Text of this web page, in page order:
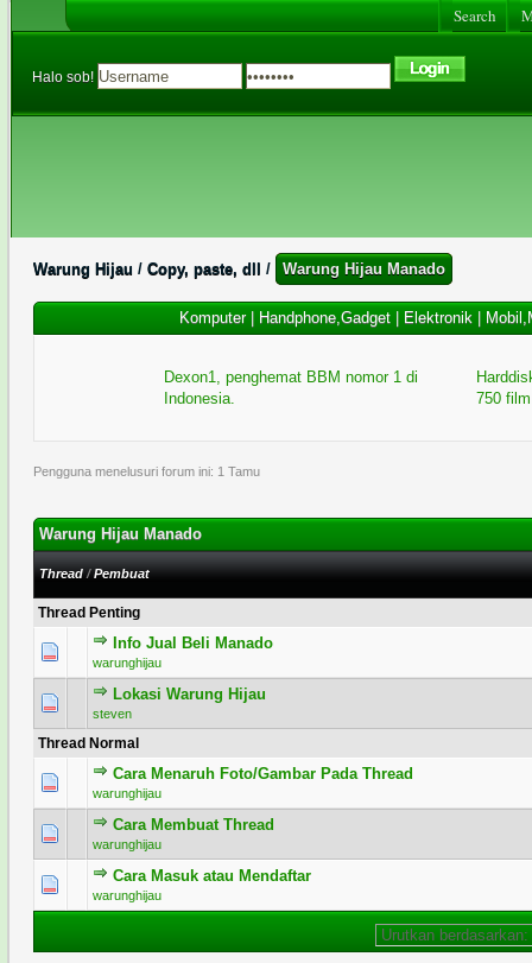
Search
Halo sob!
Warung Hijau / Copy, paste, dll / Warung Hijau Manado
Komputer| Handphone,Gadget| Elektronik|
Dexon1, penghemat BBM nomor 1 di
Indonesia.
750
Pengguna menelusuri forum ini: 1 Tamu
Warung Hijau Manado
Thread/Pembuat
Thread Penting
Info Jual Beli Manado
warunghijau
2 Voting - 1.5 dari 5 secara Rata-rata
1234
Lokasi Warung Hijau
steven
1 Voting - 5 dari 5 secara Rata-rata
123
Thread Normal
Cara Menaruh Foto/Gambar Pada Thread
warunghijau
0 Voting - 0 dari 5 secara Rata-rata
12345
Cara Membuat Thread
warunghijau
0 Voting - 0 dari 5 secara Rata-rata
1234
Cara Masuk atau Mendaftar
warunghijau
0 Voting - 0 dari 5 secara Rata-rata
12345